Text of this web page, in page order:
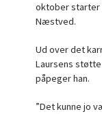
oktober starter
Næstved.
Ud over det
Laursens
påpeger han.
”Det kunne jo